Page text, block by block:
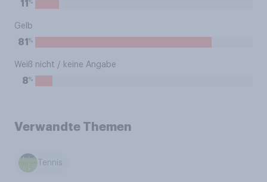
11 %
Gelb
81 %
Weiß nicht / keine Angabe
8%
Verwandte Themen
Tennis